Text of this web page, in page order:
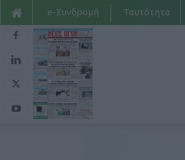
e-Συνδρομή Ταυτότητα